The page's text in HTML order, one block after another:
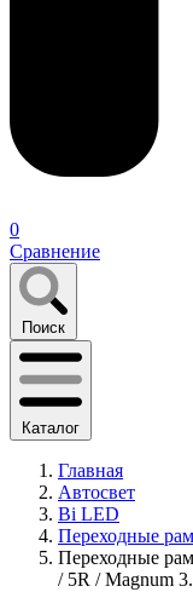
0
Сравнение
Поиск
Каталог
Главная
Автосвет
Bi LED
Переходные
Переходные
/ 5R / Magnum